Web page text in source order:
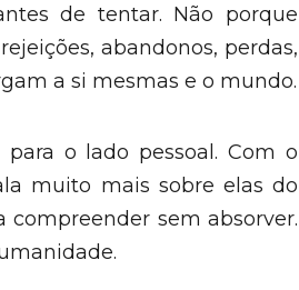
de tentar. Não porque
abandonos, perdas,
a si mesmas e o mundo.
o lado pessoal. Com o
muito mais sobre elas do
compreender sem absorver.